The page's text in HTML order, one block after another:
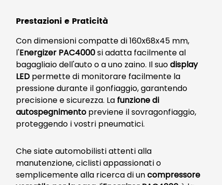
Prestazioni e Praticità
Con dimensioni compatte di 160x68x45 mm,
l'Energizer PAC4000si adatta facilmente al
bagagliaio dell'auto o a uno zaino. Il suodisplay
LED permette di monitorare facilmente la
pressione durante il gonfiaggio, garantendo
precisione e sicurezza. La funzione di
autospegnimento previene il sovragonfiaggio,
proteggendo i vostri pneumatici.
Che siate automobilisti attenti alla
manutenzione, ciclisti appassionati o
semplicemente alla ricerca di uncompressore